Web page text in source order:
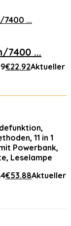
7400 ...
€22.92Aktueller
11 in 1
Powerbank,
Leselampe
€53.88Aktueller